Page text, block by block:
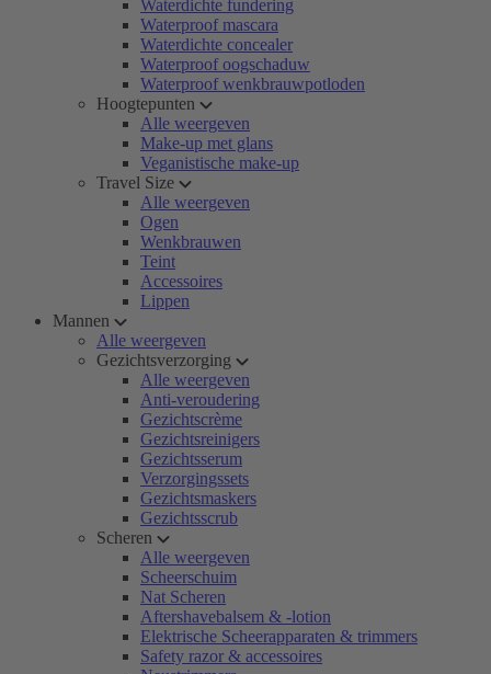
Waterdichte fundering
Waterproof mascara
Waterdichte concealer
Waterproof oogschaduw
Waterproof wenkbrauwpotloden
Hoogtepunten
Alle weergeven
Make-up met glans
Veganistische make-up
Travel Size
Alle weergeven
Ogen
Wenkbrauwen
Teint
Accessoires
Lippen
Mannen
Alle weergeven
Gezichtsverzorging
Alle weergeven
Anti-veroudering
Gezichtscrème
Gezichtsreinigers
Gezichtsserum
Verzorgingssets
Gezichtsmaskers
Gezichtsscrub
Scheren
Alle weergeven
Scheerschuim
Nat Scheren
Aftershavebalsem & -lotion
Elektrische Scheerapparaten & trimmers
Safety razor & accessoires